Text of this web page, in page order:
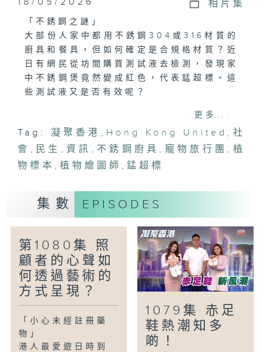
相片集
「不銹鋼之謎」
大部份人家中都用不銹鋼304或316材質的
廚具和餐具，但如何確定是合規格材質？近
日有網民從坊間購買測試液去檢測，發現家
中不銹鋼煲竟然變成紅色，代表錳超標。這
些測試液又是否有效呢？
你有沒有想像過，香港有一種職業要像科學
家般嚴謹解剖，又要像藝術家般細緻落筆？
今集邀請胡秀英植物標本館的植物繪圖師李
種生命力，揭開這份冷門工作的職責與心路
歷程。
「玩樂好去處-開篷巴士寵物團」
近期，有巴士公司推出開篷巴士與寵同行旅
行團。今集主持和一班主人與寵物齊齊登上
開篷巴士，途徑紅隧，飽覽維港美景，尾站
會抵達鯉景灣的寵物友善餐廳，度過愉快的
一天。
更多...
Tag: 凝聚香港 , Hong Kong United , 社
會 , 民生 , 資訊 , 不銹鋼廚具 , 寵物旅行團 , 植
物標本 ,植物繪圖師 ,錳超標
集數 EPISODES
第1080集 照
顧者的心聲如
何透過藝術的
方式呈現？
「小心未經註冊藥
物」
港人最愛遊日時到
1079集 赤足
鞋熱潮知多
啲！